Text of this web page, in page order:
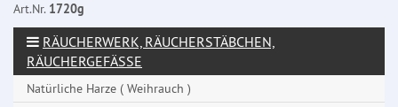
Art.Nr. 1720g
RÄUCHERWERK, RÄUCHERSTÄBCHEN,
RÄUCHERGEFÄSSE
Natürliche Harze ( Weihrauch )